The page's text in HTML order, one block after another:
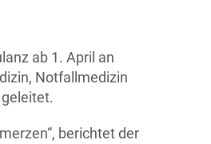
ab 1. April an
Notfallmedizin
berichtet der